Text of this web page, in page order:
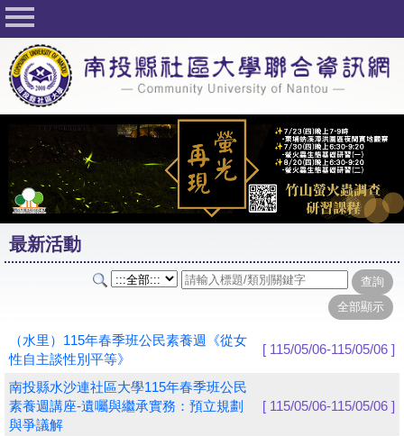
回首頁
關於社大
公佈欄
行事曆
最新活動
活動花絮
課程一覽表
志工與社團
友站連結
網路選課
最新活動
（水里）115年春季班公民素養週《從女
性自主談性別平等》
[ 115/05/06-115/05/06 ]
南投縣水沙連社區大學115年春季班公民
素養週講座-遺囑與繼承實務：預立規劃
與爭議解
[ 115/05/06-115/05/06 ]